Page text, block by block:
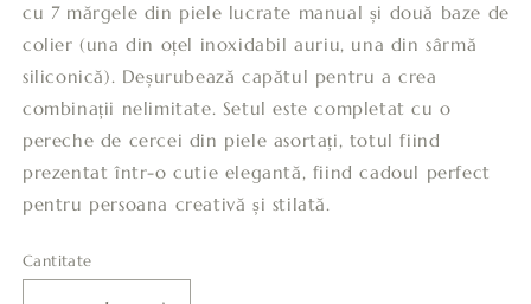
cu 7 mărgele din piele lucrate manual și două baze de
colier (una din oțel inoxidabil auriu, una din sârmă
siliconică). Deșurubează capătul pentru a crea
combinații nelimitate. Setul este completat cu o
pereche de cercei din piele asortați, totul fiind
prezentat într-o cutie elegantă, fiind cadoul perfect
pentru persoana creativă și stilată.
Cantitate
Cantitate